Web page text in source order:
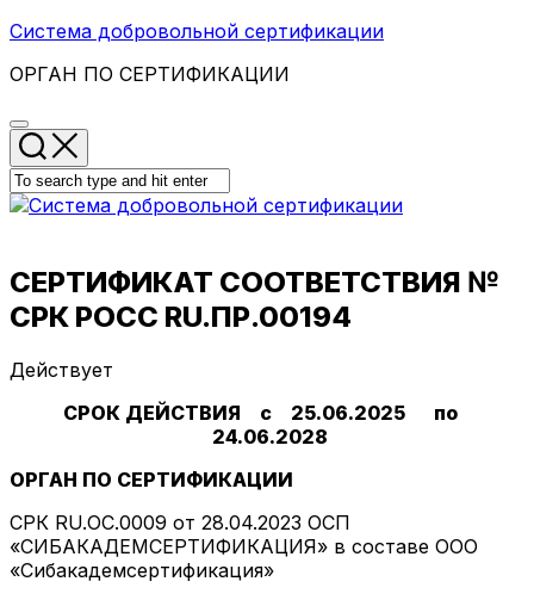
Skip
content
Система добровольной сертификации
ОРГАН ПО СЕРТИФИКАЦИИ
СЕРТИФИКАТ СООТВЕТСТВИЯ №
СРК РОСС RU.ПР.00194
Действует
СРОК ДЕЙСТВИЯ с 25.06.2025 по
24.06.2028
ОРГАН ПО СЕРТИФИКАЦИИ
СРК RU.ОС.0009 от 28.04.2023 ОСП
«СИБАКАДЕМСЕРТИФИКАЦИЯ» в составе ООО
«Сибакадемсертификация»